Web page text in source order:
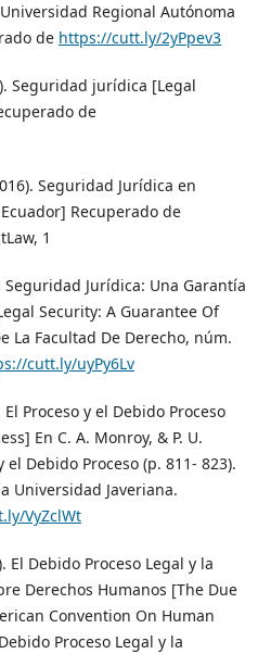
Regional Autónoma
de https://cutt.ly/2yPpev3
Seguridad jurídica [Legal
de
Seguridad Jurídica en
Recuperado de
1
Seguridad Jurídica: Una Garantía
Security: A Guarantee Of
La Facultad De Derecho, núm.
cutt.ly/uyPy6Lv
Proceso y el Debido Proceso
En C. A. Monroy, & P. U.
el Debido Proceso (p. 811- 823).
Universidad Javeriana.
VyZclWt
El Debido Proceso Legal y la
Derechos Humanos [The Due
Convention On Human
Proceso Legal y la